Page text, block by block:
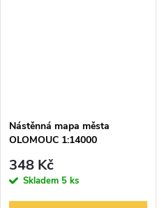
Nástěnná mapa města
OLOMOUC 1:14000
348 Kč
Skladem 5 ks